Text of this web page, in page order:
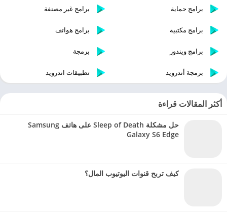
برامج حماية برامج غير مصنفة
برامج مكتبية برامج هواتف
برامج ويندوز برمجة
برمجة أندرويد تطبيقات اندرويد
أكثر المقالات قراءة
حل مشكلة Sleep of Death على هاتف Samsung
Galaxy S6 Edge
كيف تربح قنوات اليوتيوب المال؟